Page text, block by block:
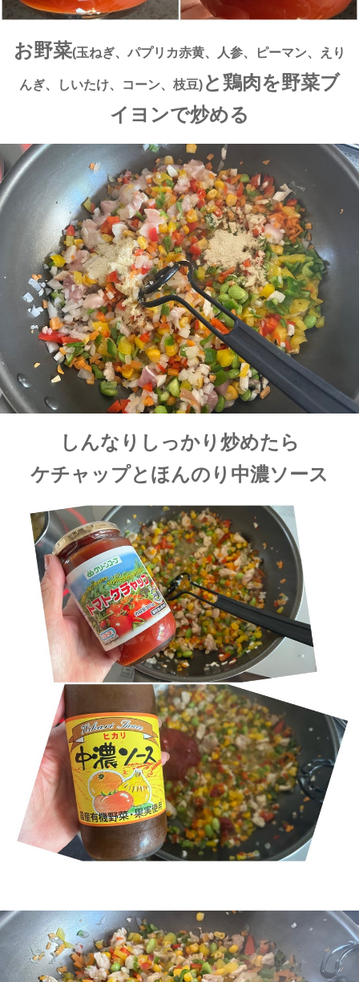
お野菜(玉ねぎ、パプリカ赤黄、人参、ピーマン、えり
んぎ、しいたけ、コーン、枝豆) と鶏肉を野菜ブ
イヨンで炒める
しんなりしっかり炒めたら
ケチャップとほんのり中濃ソース